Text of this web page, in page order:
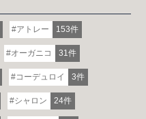
アトレー 153件
オーガニコ 31件
コーデュロイ 3件
シャロン 24件